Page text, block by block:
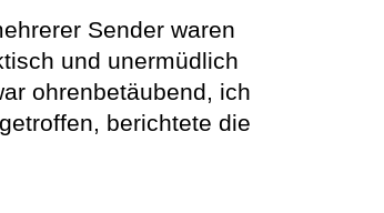
Sender waren
und unermüdlich
ohrenbetäubend, ich
berichtete die